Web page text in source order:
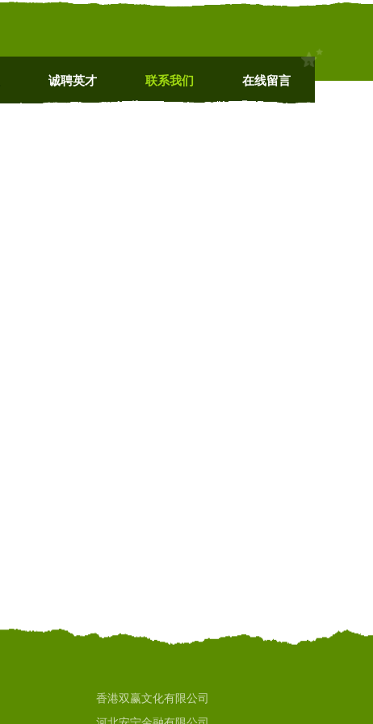
诚聘英才 联系我们 在线留言
香港双赢文化有限公司